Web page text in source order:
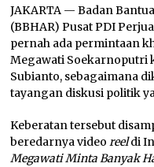
JAKARTA — Badan
(BBHAR) Pusat PDI
pernah ada permintaan
Megawati Soekarnoputri
Subianto, sebagaimana
tayangan diskusi politik
Keberatan tersebut
beredarnya videoreeldi
Megawati Minta Banyak